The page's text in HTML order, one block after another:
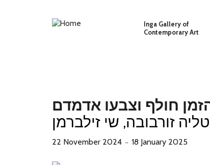
Inga Gallery of
Contemporary Art
חולף וצבעו אדמדם
זורבובה, שי זילברמן
22 November 2024 － 18 January 2025